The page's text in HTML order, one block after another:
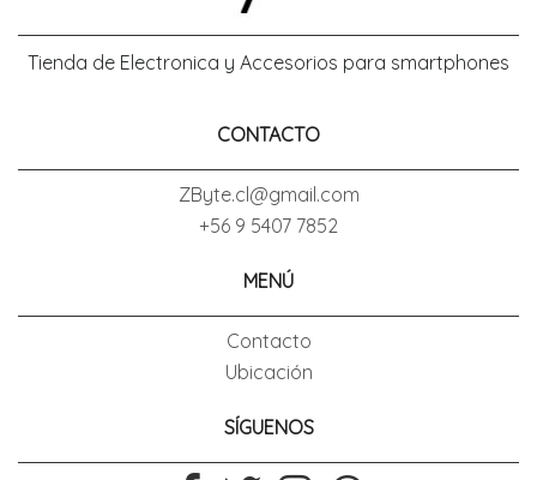
Tienda de Electronica y Accesorios para smartphones
CONTACTO
ZByte.cl@gmail.com
+56 9 5407 7852
MENÚ
Contacto
Ubicación
SÍGUENOS